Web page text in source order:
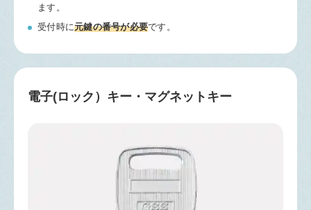
ます。
受付時に元鍵の番号が必要です。
電子(ロック）キー・マグネットキー